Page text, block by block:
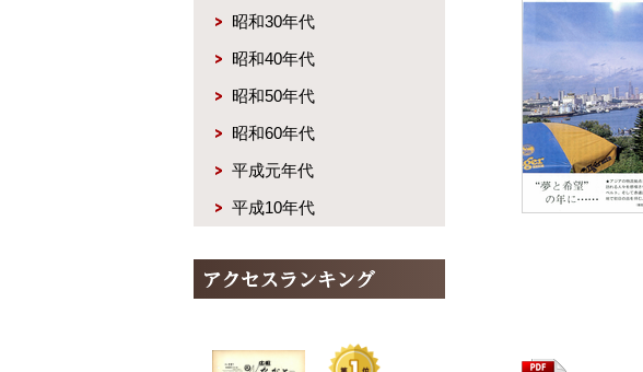
昭和30年代
昭和40年代
昭和50年代
昭和60年代
平成元年代
平成10年代